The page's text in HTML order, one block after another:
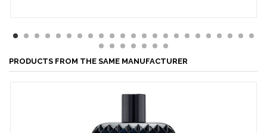
PRODUCTS FROM THE SAME MANUFACTURER